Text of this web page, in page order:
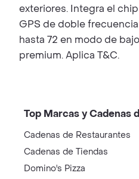
exteriores. Integra el
GPS de doble
hasta 72 en modo de
premium. Aplica T&C.
Top Marcas y Cadenas
Cadenas de Restaurantes
Cadenas de Tiendas
Domino's Pizza